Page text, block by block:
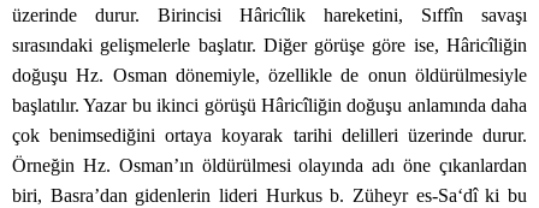
üzerinde durur. Birincisi Hâricîlik hareketini, Sıffîn savaşı
sırasındaki gelişmelerle başlatır. Diğer görüşe göre ise, Hâricîliğin
doğuşu Hz. Osman dönemiyle, özellikle de onun öldürülmesiyle
başlatılır. Yazar bu ikinci görüşü Hâricîliğin doğuşu anlamında daha
çok benimsediğini ortaya koyarak tarihi delilleri üzerinde durur.
Örneğin Hz. Osman’ın öldürülmesi olayında adı öne çıkanlardan
biri, Basra’dan gidenlerin lideri Hurkus b. Züheyr es-Sa‘dî ki bu